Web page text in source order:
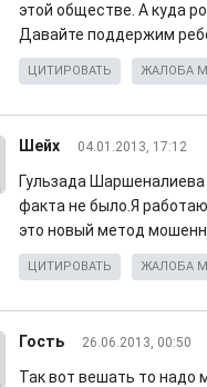
этой обществе. А куда
Давайте поддержим
ЦИТИРОВАТЬ ЖАЛОБА
Шейх 04.01.2013, 17:12
Гульзада
факта не было.Я
это новый метод
ЦИТИРОВАТЬ ЖАЛОБА
Гость 26.06.2013, 00:50
Так вот вешать то надо